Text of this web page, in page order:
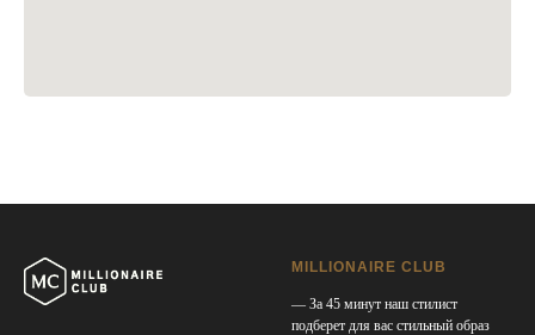
MILLIONAIRE CLUB
— За 45 минут наш стилист
подберет для вас стильный образ